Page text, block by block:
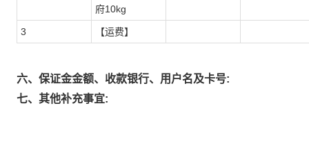
府10kg
3 【运费】
六、保证金金额、收款银行、用户名及卡号:
七、其他补充事宜: